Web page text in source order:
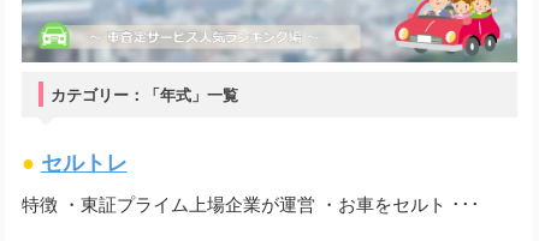
カテゴリー：「年式」一覧
● セルトレ
特徴 ・東証プライム上場企業が運営 ・お車をセルト ･･･